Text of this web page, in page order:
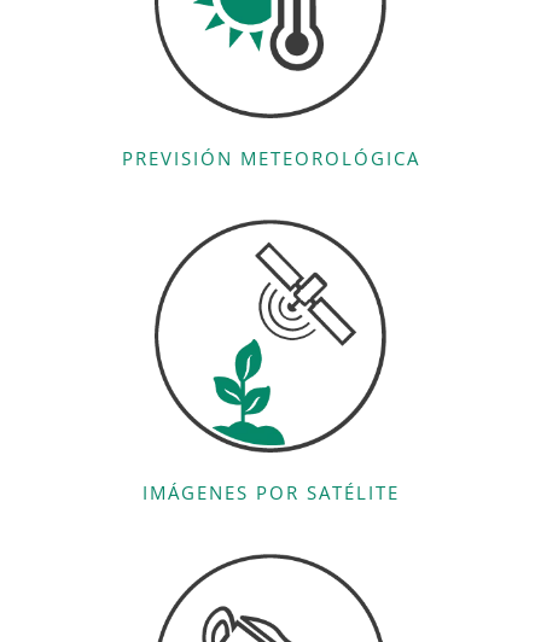
PREVISIÓN METEOROLÓGICA
IMÁGENES POR SATÉLITE